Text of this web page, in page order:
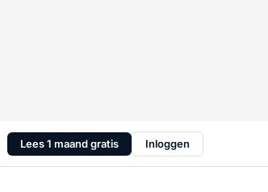
Lees 1 maand gratis Inloggen